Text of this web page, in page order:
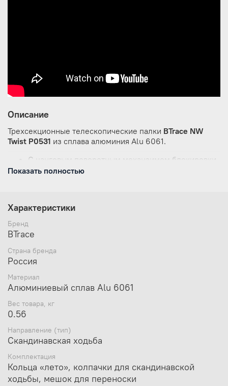
Описание
Трехсекционные телескопические палки BTrace NW
Twist P0531 из сплава алюминия Alu 6061.
С цанговым поворотным механзимом блокировки.
Для ходьбы по пересеченной местности и городу.
Вес (г):
Количество секций:
Диаметр трубок (мм):
Длина (см):
Наконечники:
Комплектация:кольца «лето», колпачки для
Ручка:резина + пробка, быстросъемный темляк
Показать полностью
Характеристики
Бренд
BTrace
Страна бренда
Россия
Материал
Алюминиевый сплав Alu 6061
Вес товара, кг
0.56
Направление (тип)
Скандинавская ходьба
Комплектация
Кольца «лето», колпачки для скандинавской
ходьбы, мешок для переноски